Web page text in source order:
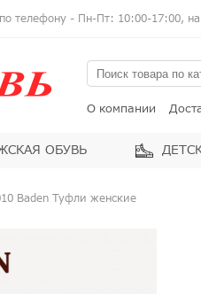
телефону - Пн-Пт: 10:00-17:00, на
О компании
ОБУВЬ
Baden Туфли женские